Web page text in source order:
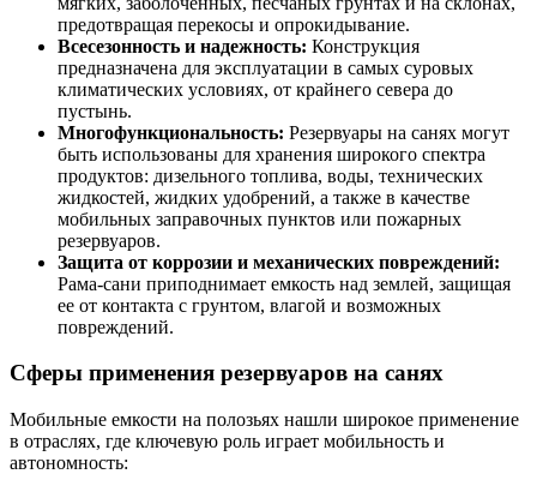
предотвращая перекосы и опрокидывание.
Всесезонность и надежность: Конструкция
предназначена для эксплуатации в самых суровых
климатических условиях, от крайнего севера до
пустынь.
Многофункциональность: Резервуары на санях могут
быть использованы для хранения широкого спектра
продуктов: дизельного топлива, воды, технических
жидкостей, жидких удобрений, а также в качестве
мобильных заправочных пунктов или пожарных
резервуаров.
Защита от коррозии и механических повреждений:
Рама-сани приподнимает емкость над землей, защищая
ее от контакта с грунтом, влагой и возможных
повреждений.
Сферы применения резервуаров на санях
Мобильные емкости на полозьях нашли широкое применение
в отраслях, где ключевую роль играет мобильность и
автономность: